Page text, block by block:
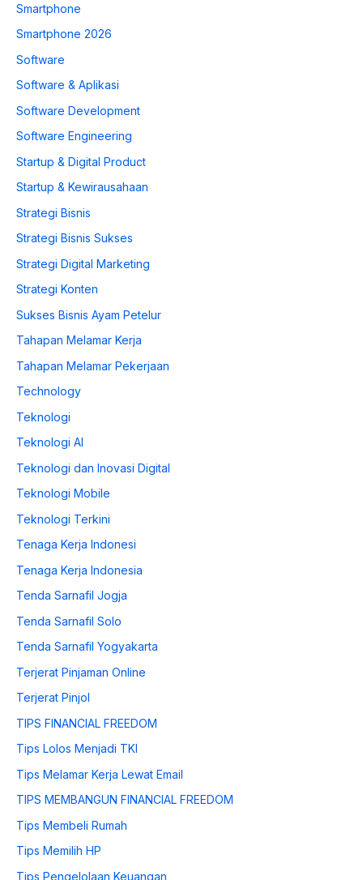
Smartphone
Smartphone 2026
Software
Software & Aplikasi
Software Development
Software Engineering
Startup & Digital Product
Startup & Kewirausahaan
Strategi Bisnis
Strategi Bisnis Sukses
Strategi Digital Marketing
Strategi Konten
Sukses Bisnis Ayam Petelur
Tahapan Melamar Kerja
Tahapan Melamar Pekerjaan
Technology
Teknologi
Teknologi AI
Teknologi dan Inovasi Digital
Teknologi Mobile
Teknologi Terkini
Tenaga Kerja Indonesi
Tenaga Kerja Indonesia
Tenda Sarnafil Jogja
Tenda Sarnafil Solo
Tenda Sarnafil Yogyakarta
Terjerat Pinjaman Online
Terjerat Pinjol
TIPS FINANCIAL FREEDOM
Tips Lolos Menjadi TKI
Tips Melamar Kerja Lewat Email
TIPS MEMBANGUN FINANCIAL FREEDOM
Tips Membeli Rumah
Tips Memilih HP
Tips Pengelolaan Keuangan